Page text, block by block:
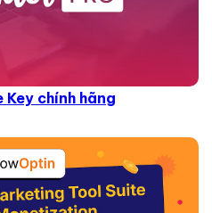
chính hãng